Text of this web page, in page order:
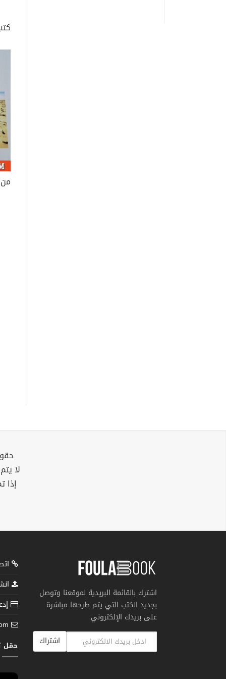
لا
إذا
اشترك بالقائمة البريدية لموقعنا وتوصل
بجديد الكتب التي يتم طرحها مباشرة
على بريدك الإلكتروني
اشتراك
حمّل